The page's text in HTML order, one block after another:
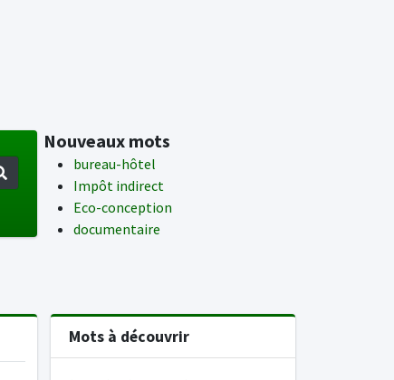
Nouveaux mots
bureau-hôtel
Impôt indirect
Eco-conception
documentaire
Mots à découvrir